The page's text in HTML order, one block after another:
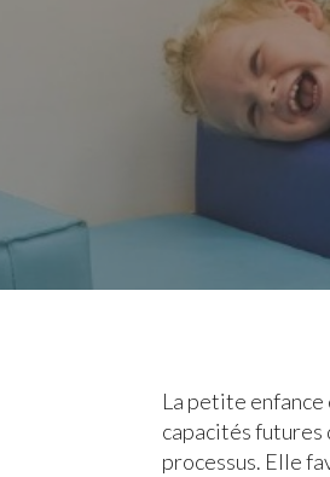
La petite
capacités futures
processus. Elle